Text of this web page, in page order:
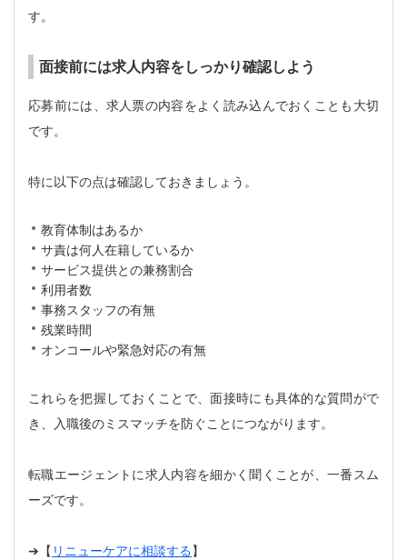
す。
面接前には求人内容をしっかり確認しよう
応募前には、求人票の内容をよく読み込んでおくことも大切
です。
特に以下の点は確認しておきましょう。
教育体制はあるか
サ責は何人在籍しているか
サービス提供との兼務割合
利用者数
事務スタッフの有無
残業時間
オンコールや緊急対応の有無
これらを把握しておくことで、面接時にも具体的な質問がで
き、入職後のミスマッチを防ぐことにつながります。
転職エージェントに求人内容を細かく聞くことが、一番スム
ーズです。
➔【 リニューケアに相談する】